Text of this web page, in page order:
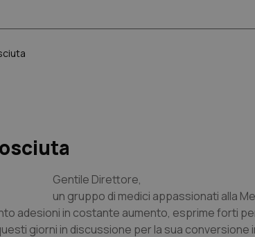
Gentile Direttore,
un gruppo di medici appassionati alla
adesioni in costante aumento, esprime forti
giorni in discussione per la sua